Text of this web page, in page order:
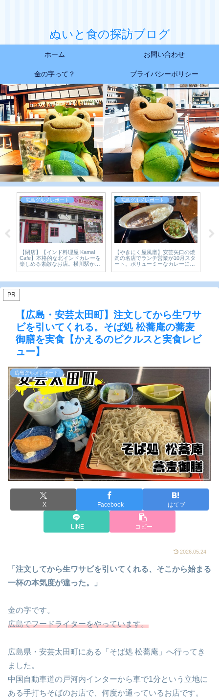
ぬいと食の探訪ブログ
ホーム お問い合わせ
金の字って？ プライバシーポリシー
広島グルメレポート
【閉店】【インド料理屋 Kamal
Cafe】本格的な北インドカレーを
楽しめる素敵なお店。横川駅から
広島グルメレポート
【やきにく屋風磨】安芸矢口の焼
肉の名店でランチ営業が10月スタ
ート。ボリューミーなカレーに舌
PR
【広島・安芸太田町】注文してから生ワサ
ビを引いてくれる。そば処 松蕎庵の蕎麦
御膳を実食【かえるのピクルスと実食レビ
ュー】
広島グルメレポート
X Facebook はてブ
LINE コピー
2026.05.24
「注文してから生ワサビを引いてくれる、そこから始まる
一杯の本気度が違った。」
金の字です。
広島でフードライターをやっています。
広島県・安芸太田町にある「そば処 松蕎庵」へ行ってき
ました。
中国自動車道の戸河内インターから車で1分という立地に
ある手打ちそばのお店で、何度か通っているお店です。